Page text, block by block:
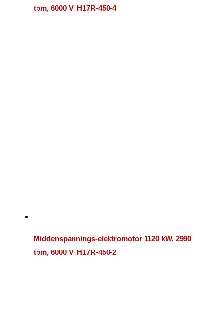
tpm, 6000 V, H17R-450-4
Middenspannings-elektromotor 1120 kW, 2990
tpm, 6000 V, H17R-450-2